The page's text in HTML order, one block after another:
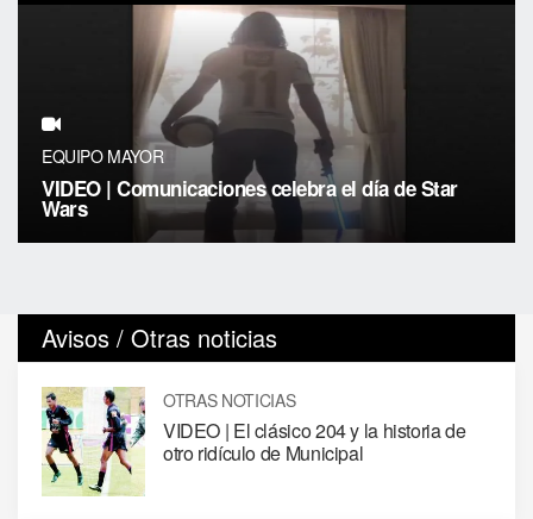
EQUIPO MAYOR
VIDEO | Comunicaciones celebra el día de Star
Wars
Avisos / Otras noticias
OTRAS NOTICIAS
VIDEO | El clásico 204 y la historia de
otro ridículo de Municipal